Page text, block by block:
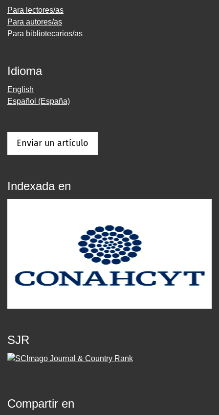
Para lectores/as
Para autores/as
Para bibliotecarios/as
Idioma
English
Español (España)
Enviar un artículo
Indexada en
SJR
Compartir en